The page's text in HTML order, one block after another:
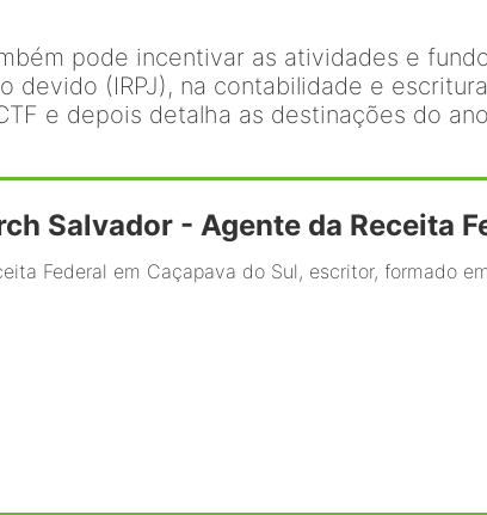
pode incentivar as atividades e
(IRPJ), na contabilidade e
e depois detalha as destinações do
Salvador - Agente da Receita
Federal em Caçapava do Sul, escritor, formado